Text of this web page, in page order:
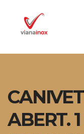
ABERT.